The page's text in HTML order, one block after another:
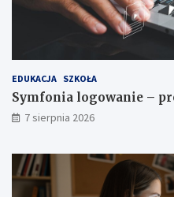
EDUKACJA SZKOŁA
Symfonia logowanie –
7 sierpnia 2026